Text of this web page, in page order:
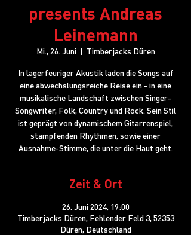
presents Andreas
Leinemann
Mi., 26. Juni
  |
Timberjacks Düren
In lagerfeuriger Akustik laden die Songs auf
eine abwechslungsreiche Reise ein - in eine
musikalische Landschaft zwischen Singer-
Songwriter, Folk, Country und Rock. Sein Stil
ist geprägt von dynamischem Gitarrenspiel,
stampfenden Rhythmen, sowie einer
Ausnahme-Stimme, die unter die Haut geht.
Zeit & Ort
26. Juni 2024, 19:00
Timberjacks Düren, Fehlender Feld 3, 52353
Düren, Deutschland